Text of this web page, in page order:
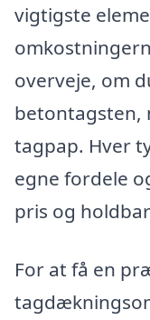
vigtigste
overveje, om
betontagsten,
tagpap. Hver
egne fordele
pris og
For at få en